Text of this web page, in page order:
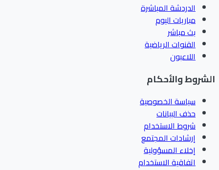
الدردشة المباشرة
مباريات اليوم
بث مباشر
القنوات الرياضية
اللاعبون
والأحكام
سياسة الخصوصية
حذف البيانات
شروط الاستخدام
إرشادات المجتمع
إخلاء المسؤولية
اتفاقية الاستخدام